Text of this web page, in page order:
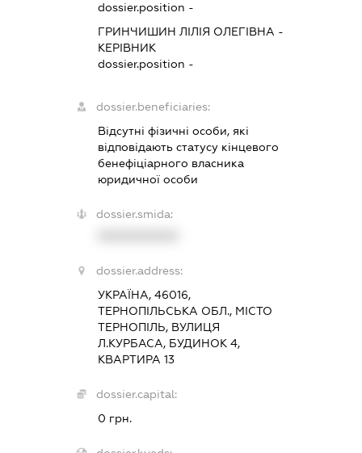
dossier.position -
ГРИНЧИШИН ЛІЛІЯ ОЛЕГІВНА -
КЕРІВНИК
dossier.position -
dossier.beneficiaries:
Відсутні фізичні особи, які
відповідають статусу кінцевого
бенефіціарного власника
юридичної особи
dossier.smida:
dossier.address:
УКРАЇНА, 46016,
ТЕРНОПІЛЬСЬКА ОБЛ., МІСТО
ТЕРНОПІЛЬ, ВУЛИЦЯ
Л.КУРБАСА, БУДИНОК 4,
КВАРТИРА 13
dossier.capital:
0 грн.